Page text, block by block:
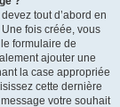
tout d’abord en
fois créée, vous
formulaire de
ajouter une
la case appropriée
cette dernière
votre souhait